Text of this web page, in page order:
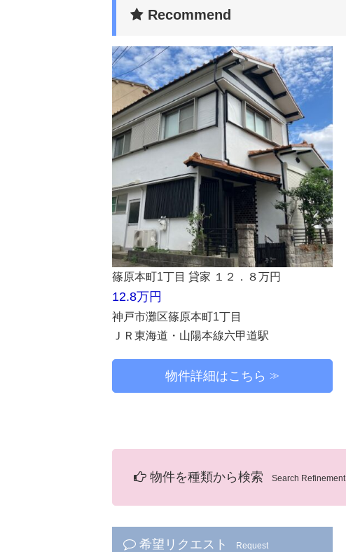
Recommend
篠原本町1丁目 貸家 １２．８万円
12.8万円
神戸市灘区篠原本町1丁目
ＪＲ東海道・山陽本線六甲道駅
物件詳細はこちら
物件を種類から検索 Search Refinement
希望リクエスト Request